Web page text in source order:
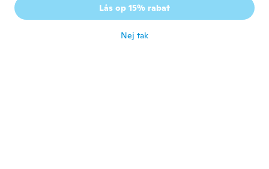
Tilmeldt 2014 47 anmeldelser
Lås op 15% rabat
Nej tak